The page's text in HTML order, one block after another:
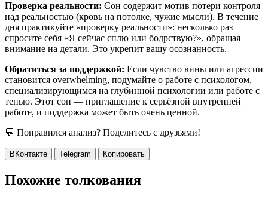
Проверка реальности: Сон содержит мотив потери контроля
над реальностью (кровь на потолке, чужие мысли). В течение
дня практикуйте «проверку реальности»: несколько раз
спросите себя «Я сейчас сплю или бодрствую?», обращая
внимание на детали. Это укрепит вашу осознанность.
Обратиться за поддержкой: Если чувство вины или агрессии
становится overwhelming, подумайте о работе с психологом,
специализирующимся на глубинной психологии или работе с
тенью. Этот сон — приглашение к серьёзной внутренней
работе, и поддержка может быть очень ценной.
💬 Понравился анализ? Поделитесь с друзьями!
ВКонтакте Telegram Копировать
Похожие толкования